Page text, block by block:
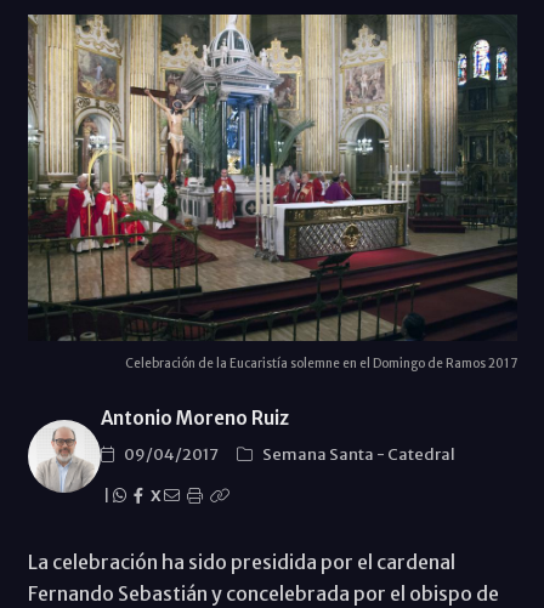
Celebración de la Eucaristía solemne en el Domingo de Ramos 2017
Antonio Moreno Ruiz
09/04/2017 Semana Santa - Catedral
X
La celebración ha sido presidida por el cardenal
Fernando Sebastián y concelebrada por el obispo de